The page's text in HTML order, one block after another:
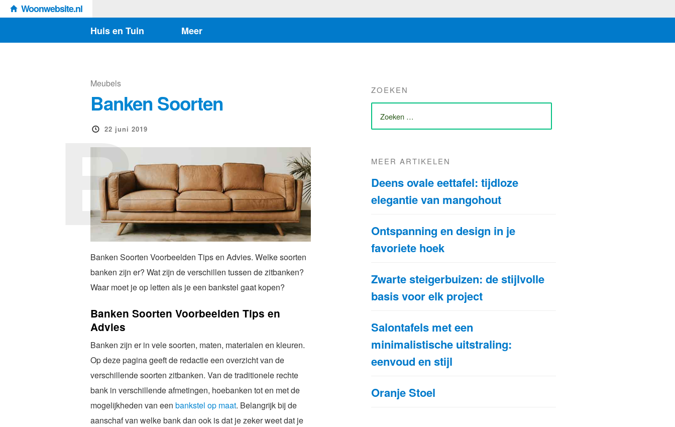
Woonwebsite.nl
Huis en Tuin
Meer
Meubels
Banken Soorten
22 juni 2019
B
Banken Soorten Voorbeelden Tips en Advies. Welke soorten
banken zijn er? Wat zijn de verschillen tussen de zitbanken?
Waar moet je op letten als je een bankstel gaat kopen?
Banken Soorten Voorbeelden Tips en
Advies
Banken zijn er in vele soorten, maten, materialen en kleuren.
Op deze pagina geeft de redactie een overzicht van de
verschillende soorten zitbanken. Van de traditionele rechte
bank in verschillende afmetingen, hoebanken tot en met de
mogelijkheden van een bankstel op maat. Belangrijk bij de
aanschaf van welke bank dan ook is dat je zeker weet dat je
ZOEKEN
ZOEK
NAAR:
MEER ARTIKELEN
Deens ovale eettafel: tijdloze
elegantie van mangohout
Ontspanning en design in je
favoriete hoek
Zwarte steigerbuizen: de stijlvolle
basis voor elk project
Salontafels met een
minimalistische uitstraling:
eenvoud en stijl
Oranje Stoel